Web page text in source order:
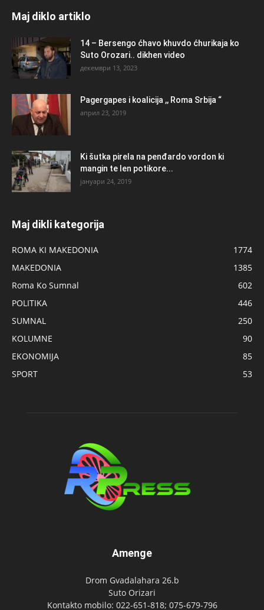
Maj diklo artiklo
14 – Bersengo ćhavo khuvdo ćhurikaja ko
Suto Orozari.. dikhen video
декември 13, 2023
Pagergapes i koalicija ,, Roma Srbija “
април 23, 2019
Ki šutka pirela na penđardo vordon ki
mangin te len potikore...
јануари 24, 2019
Maj dikli kategorija
ROMA KI MAKEDONIA
1774
MAKEDONIA
1385
Roma Ko Sumnal
602
POLITIKA
446
SUMNAL
250
KOLUMNE
90
EKONOMIJA
85
SPORT
53
Amenge
Drom Gvadalahara 26.b
Suto Orizari
Kontakto mobilo: 022-651-818; 075-679-796